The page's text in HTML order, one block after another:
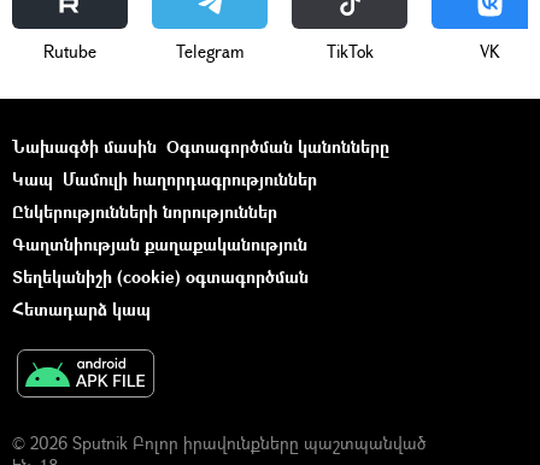
Rutube Telegram ТikТоk VK
Նախագծի մասին Օգտագործման կանոնները
Կապ Մամուլի հաղորդագրություններ
Ընկերությունների նորություններ
Գաղտնիության քաղաքականություն
Տեղեկանիշի (cookie) օգտագործման
Հետադարձ կապ
© 2026 Sputnik Բոլոր իրավունքները պաշտպանված